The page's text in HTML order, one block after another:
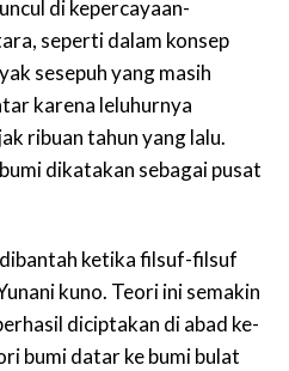
di kepercayaan-
seperti dalam konsep
sesepuh yang masih
karena leluhurnya
ribuan tahun yang lalu.
dikatakan sebagai pusat
ketika filsuf-filsuf
kuno. Teori ini semakin
diciptakan di abad ke-
bumi datar ke bumi bulat